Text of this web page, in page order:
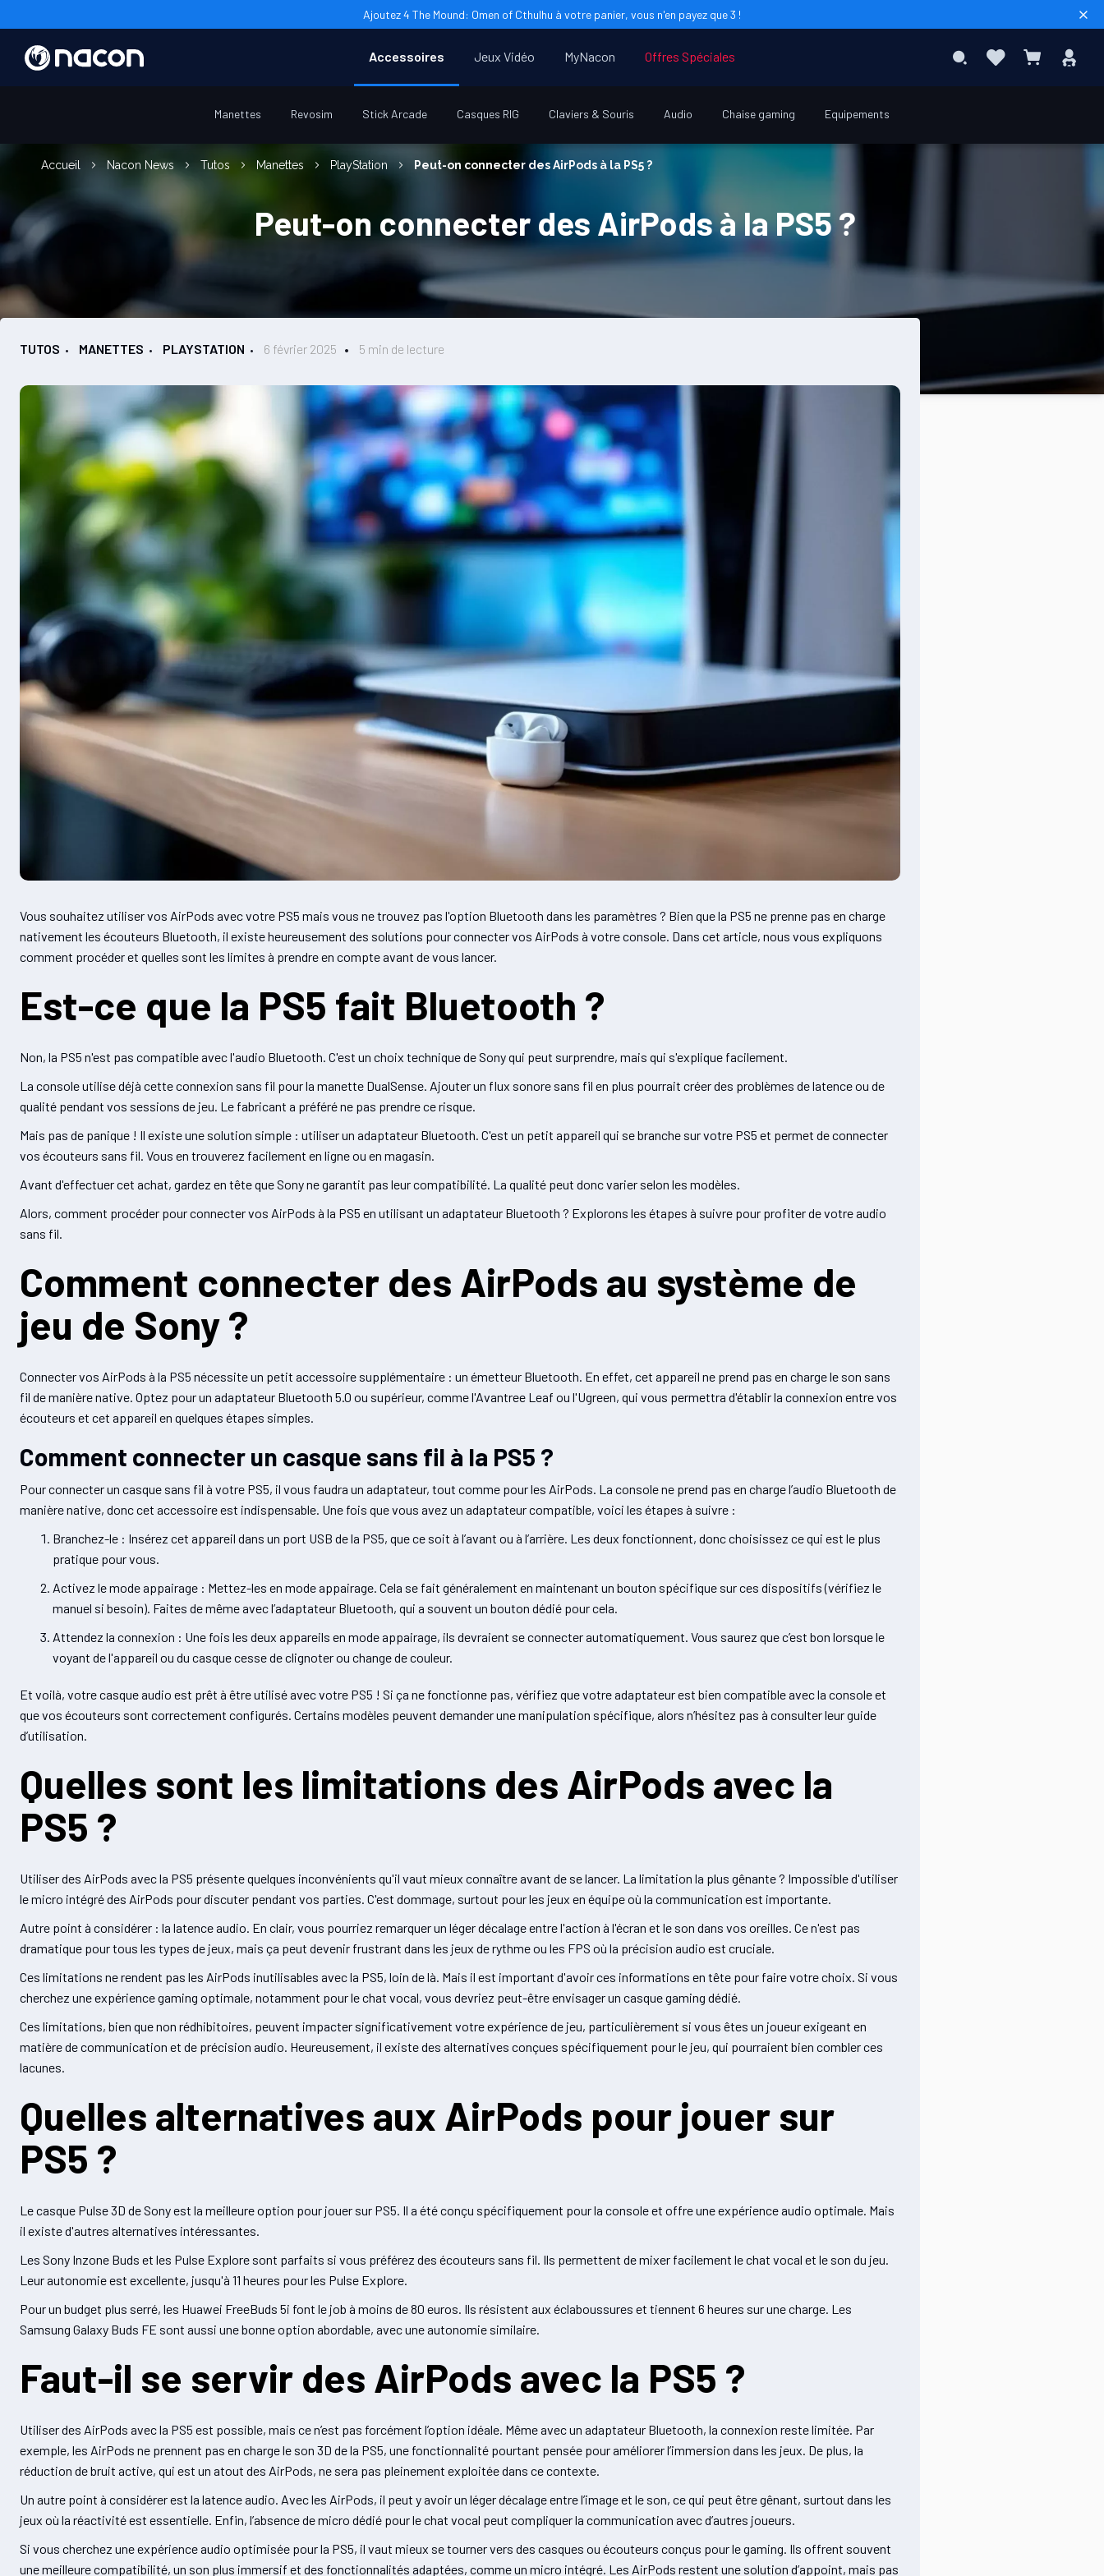
Ajoutez 4 The Mound: Omen of Cthulhu à votre panier, vous n'en payez que 3 !
Accessoires
Manettes Revosim Stick Arcade Casques RIG Claviers & Souris Audio Chaise gaming Equipements
Jeux Vidéo MyNacon Offres Spéciales Rechercher
Favoris Mon panier
Accueil Nacon News Tutos Manettes PlayStation Peut-on connecter des AirPods à la PS5 ?
Peut-on connecter des AirPods à la PS5 ?
TUTOS MANETTES PLAYSTATION 6 février 2025 5 min de lecture
Vous souhaitez utiliser vos AirPods avec votre PS5 mais vous ne trouvez pas l'option Bluetooth dans les paramètres ? Bien que la PS5 ne prenne pas en charge
nativement les écouteurs Bluetooth, il existe heureusement des solutions pour connecter vos AirPods à votre console. Dans cet article, nous vous expliquons
comment procéder et quelles sont les limites à prendre en compte avant de vous lancer.
Est-ce que la PS5 fait Bluetooth ?
Non, la PS5 n'est pas compatible avec l'audio Bluetooth. C'est un choix technique de Sony qui peut surprendre, mais qui s'explique facilement.
La console utilise déjà cette connexion sans fil pour la manette DualSense. Ajouter un flux sonore sans fil en plus pourrait créer des problèmes de latence ou de
qualité pendant vos sessions de jeu. Le fabricant a préféré ne pas prendre ce risque.
Mais pas de panique ! Il existe une solution simple : utiliser un adaptateur Bluetooth. C'est un petit appareil qui se branche sur votre PS5 et permet de connecter
vos écouteurs sans fil. Vous en trouverez facilement en ligne ou en magasin.
Avant d'effectuer cet achat, gardez en tête que Sony ne garantit pas leur compatibilité. La qualité peut donc varier selon les modèles.
Alors, comment procéder pour connecter vos AirPods à la PS5 en utilisant un adaptateur Bluetooth ? Explorons les étapes à suivre pour profiter de votre audio
sans fil.
Comment connecter des AirPods au système de
jeu de Sony ?
Connecter vos AirPods à la PS5 nécessite un petit accessoire supplémentaire : un émetteur Bluetooth. En effet, cet appareil ne prend pas en charge le son sans
fil de manière native. Optez pour un adaptateur Bluetooth 5.0 ou supérieur, comme l'Avantree Leaf ou l'Ugreen, qui vous permettra d'établir la connexion entre vos
écouteurs et cet appareil en quelques étapes simples.
Comment connecter un casque sans fil à la PS5 ?
Pour connecter un casque sans fil à votre PS5, il vous faudra un adaptateur, tout comme pour les AirPods. La console ne prend pas en charge l’audio Bluetooth de
manière native, donc cet accessoire est indispensable. Une fois que vous avez un adaptateur compatible, voici les étapes à suivre :
Branchez-le : Insérez cet appareil dans un port USB de la PS5, que ce soit à l’avant ou à l’arrière. Les deux fonctionnent, donc choisissez ce qui est le plus
pratique pour vous.
Activez le mode appairage : Mettez-les en mode appairage. Cela se fait généralement en maintenant un bouton spécifique sur ces dispositifs (vérifiez le
manuel si besoin). Faites de même avec l’adaptateur Bluetooth, qui a souvent un bouton dédié pour cela.
Attendez la connexion : Une fois les deux appareils en mode appairage, ils devraient se connecter automatiquement. Vous saurez que c’est bon lorsque le
voyant de l'appareil ou du casque cesse de clignoter ou change de couleur.
Et voilà, votre casque audio est prêt à être utilisé avec votre PS5 ! Si ça ne fonctionne pas, vérifiez que votre adaptateur est bien compatible avec la console et
que vos écouteurs sont correctement configurés. Certains modèles peuvent demander une manipulation spécifique, alors n’hésitez pas à consulter leur guide
d’utilisation.
Quelles sont les limitations des AirPods avec la
PS5 ?
Utiliser des AirPods avec la PS5 présente quelques inconvénients qu'il vaut mieux connaître avant de se lancer. La limitation la plus gênante ? Impossible d'utiliser
le micro intégré des AirPods pour discuter pendant vos parties. C'est dommage, surtout pour les jeux en équipe où la communication est importante.
Autre point à considérer : la latence audio. En clair, vous pourriez remarquer un léger décalage entre l'action à l'écran et le son dans vos oreilles. Ce n'est pas
dramatique pour tous les types de jeux, mais ça peut devenir frustrant dans les jeux de rythme ou les FPS où la précision audio est cruciale.
Ces limitations ne rendent pas les AirPods inutilisables avec la PS5, loin de là. Mais il est important d'avoir ces informations en tête pour faire votre choix. Si vous
cherchez une expérience gaming optimale, notamment pour le chat vocal, vous devriez peut-être envisager un casque gaming dédié.
Ces limitations, bien que non rédhibitoires, peuvent impacter significativement votre expérience de jeu, particulièrement si vous êtes un joueur exigeant en
matière de communication et de précision audio. Heureusement, il existe des alternatives conçues spécifiquement pour le jeu, qui pourraient bien combler ces
lacunes.
Quelles alternatives aux AirPods pour jouer sur
PS5 ?
Le casque Pulse 3D de Sony est la meilleure option pour jouer sur PS5. Il a été conçu spécifiquement pour la console et offre une expérience audio optimale. Mais
il existe d'autres alternatives intéressantes.
Les Sony Inzone Buds et les Pulse Explore sont parfaits si vous préférez des écouteurs sans fil. Ils permettent de mixer facilement le chat vocal et le son du jeu.
Leur autonomie est excellente, jusqu'à 11 heures pour les Pulse Explore.
Pour un budget plus serré, les Huawei FreeBuds 5i font le job à moins de 80 euros. Ils résistent aux éclaboussures et tiennent 6 heures sur une charge. Les
Samsung Galaxy Buds FE sont aussi une bonne option abordable, avec une autonomie similaire.
Faut-il se servir des AirPods avec la PS5 ?
Utiliser des AirPods avec la PS5 est possible, mais ce n’est pas forcément l’option idéale. Même avec un adaptateur Bluetooth, la connexion reste limitée. Par
exemple, les AirPods ne prennent pas en charge le son 3D de la PS5, une fonctionnalité pourtant pensée pour améliorer l’immersion dans les jeux. De plus, la
réduction de bruit active, qui est un atout des AirPods, ne sera pas pleinement exploitée dans ce contexte.
Un autre point à considérer est la latence audio. Avec les AirPods, il peut y avoir un léger décalage entre l’image et le son, ce qui peut être gênant, surtout dans les
jeux où la réactivité est essentielle. Enfin, l’absence de micro dédié pour le chat vocal peut compliquer la communication avec d’autres joueurs.
Si vous cherchez une expérience audio optimisée pour la PS5, il vaut mieux se tourner vers des casques ou écouteurs conçus pour le gaming. Ils offrent souvent
une meilleure compatibilité, un son plus immersif et des fonctionnalités adaptées, comme un micro intégré. Les AirPods restent une solution d’appoint, mais pas